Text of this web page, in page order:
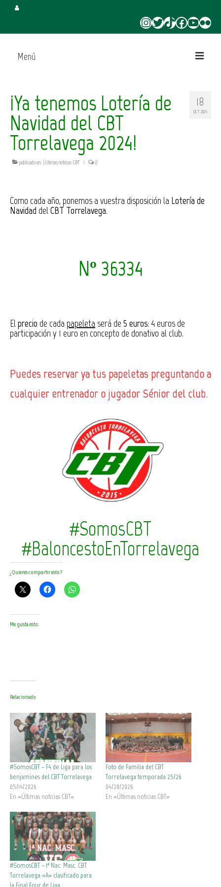
Instagram
Twitter
TikTokFacebook
YouTube
Flickr
Menú
Juega en CBT
Campus de Verano
Torneo 3×3 Verano
18
OCT 2024
¡Ya tenemos Lotería de
Navidad del CBT
Torrelavega 2024!
publicado en: Últimas noticias CBT | 0
Como cada año, ponemos a vuestra disposición la Lotería de
Navidad delCBT Torrelavega.
Nº 36334
Elprecio de cadapapeleta será de 5 euros: 4 euros de
participación y 1 euro en concepto de donativo al club.
Puedes reservarya tus papeletas preguntando a
cualquier entrenador o jugador Sénior del club.
#SomosCBT
#BaloncestoEnTorrelavega
¿Quieres compartir esto?
Me gusta esto:
Relacionado
#SomosCBT – F4 de Liga para los
benjamines del CBT Torrelavega
05/14/2026
En «Últimas noticias CBT»
Foto de Familia del CBT
Torrelavega temporada 25/26
04/28/2026
En «Últimas noticias CBT»
#SomosCBT – 1ª Nac. Masc. CBT
Torrelavega «A» clasificado para